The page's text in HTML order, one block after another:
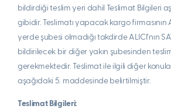
bildirdiği teslim yeri dahil Teslimat Bilgileri
gibidir. Teslimatı yapacak kargo firmasının
yerde şubesi olmadığı takdirde ALICI’nın
bildirilecek bir diğer yakın şubesinden
gerekmektedir. Teslimat ile ilgili diğer
aşağıdaki 5. maddesinde belirtilmiştir.
Teslimat Bilgileri: